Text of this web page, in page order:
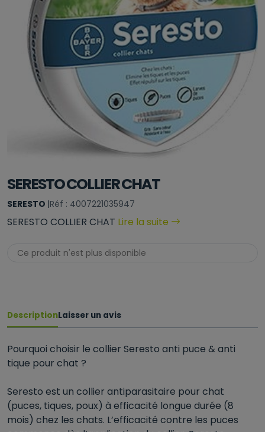
SERESTO COLLIER CHAT
SERESTO |Réf : 4007221035947
SERESTO COLLIER CHAT Lire la suite
Ce produit n'est plus disponible
DescriptionLaisser un avis
Pourquoi choisir le collier Seresto anti puce & anti
tique pour chat ?
Seresto est un collier antiparasitaire pour chat
(puces, tiques, poux) à efficacité longue durée (8
mois) chez les chats. L’efficacité contre les puces